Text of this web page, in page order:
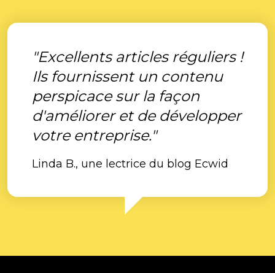
"Excellents articles réguliers !
Ils fournissent un contenu
perspicace sur la façon
d'améliorer et de développer
votre entreprise."
Linda B., une lectrice du blog Ecwid